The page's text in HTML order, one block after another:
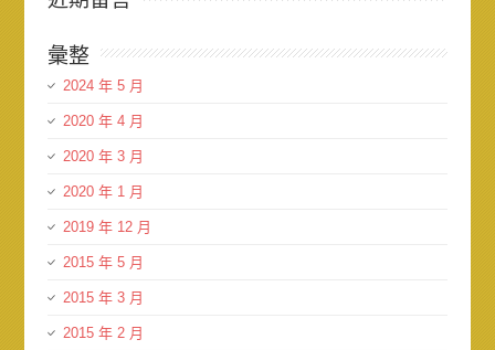
彙整
2024 年 5 月
2020 年 4 月
2020 年 3 月
2020 年 1 月
2019 年 12 月
2015 年 5 月
2015 年 3 月
2015 年 2 月